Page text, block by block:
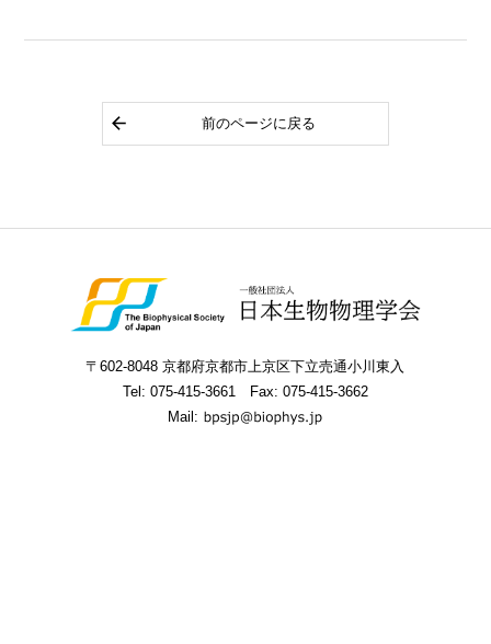
前のページに戻る
〒602-8048 京都府京都市上京区下立売通小川東入
Tel: 075-415-3661
Fax: 075-415-3662
Mail: